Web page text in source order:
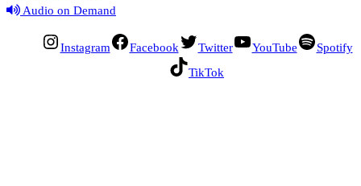
Audio on Demand
Instagram Facebook Twitter YouTube
Spotify
TikTok